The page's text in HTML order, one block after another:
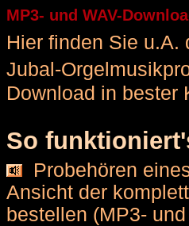
MP3- und WAV-
Hier finden Sie u.A.
Jubal-
Download in bester
So
Probehören
Ansicht der
bestellen (MP3-